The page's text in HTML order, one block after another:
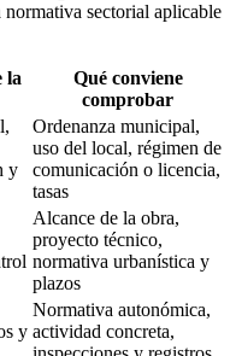
sectorial aplicable
la
Qué conviene
comprobar
y
Ordenanza municipal,
uso del local, régimen de
comunicación o licencia,
tasas
Alcance de la obra,
proyecto técnico,
normativa urbanística y
plazos
y
Normativa autonómica,
actividad concreta,